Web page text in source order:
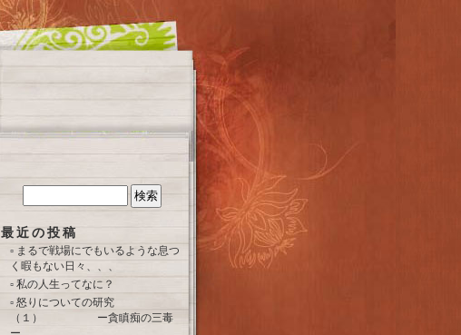
索:
最近の投稿
まるで戦場にでもいるような息つ
く暇もない日々、、、
私の人生ってなに？
怒りについての研究
（１） ー貪瞋痴の三毒